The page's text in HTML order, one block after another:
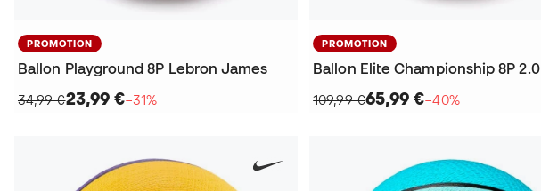
PROMOTION
Ballon Playground 8P Lebron James
34,99 €23,99 €−31%
PROMOTION
Ballon Elite Championship 8P 2.0
109,99 €65,99 €−40%